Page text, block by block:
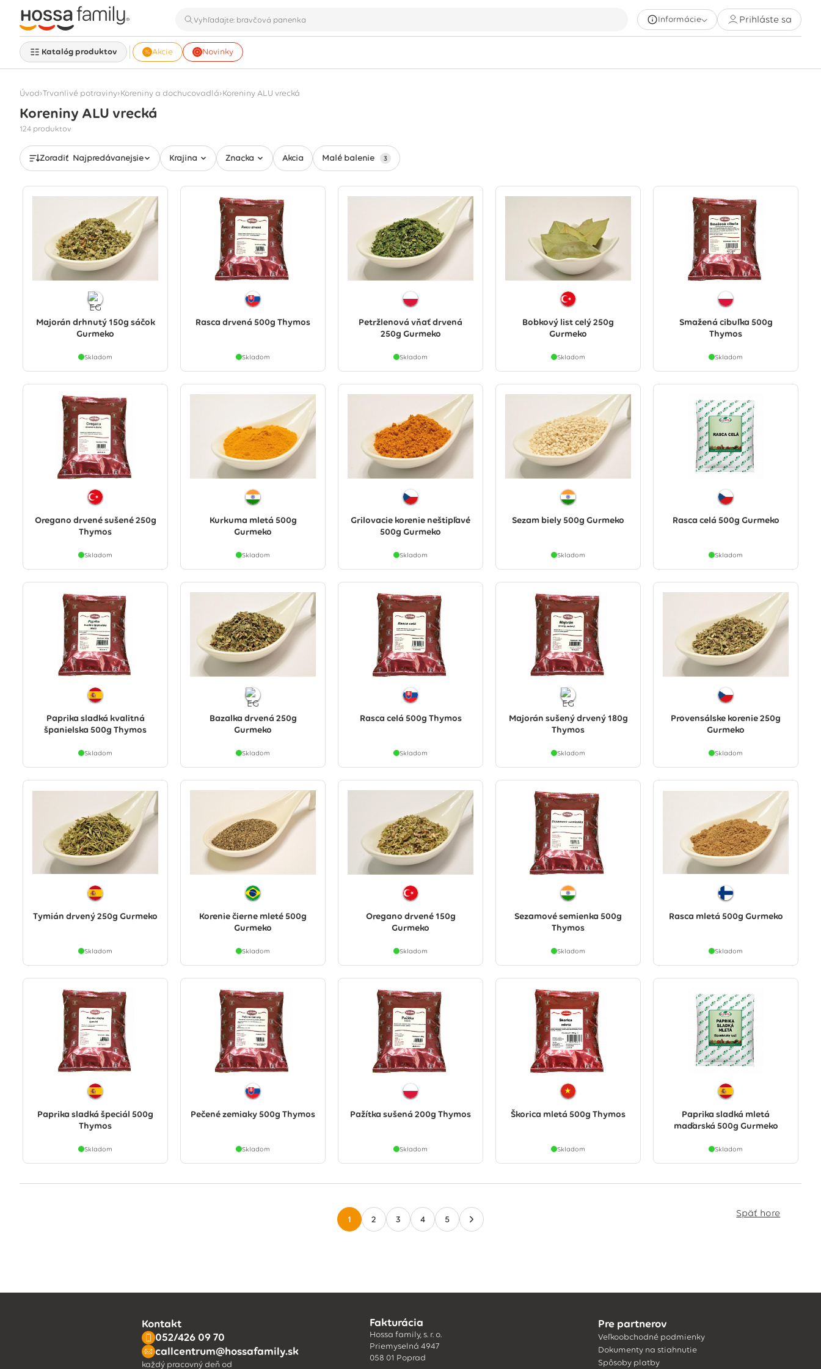
Informácie Prihláste sa
Katalóg produktov Akcie Novinky
Úvod›Trvanlivé potraviny›Koreniny a dochucovadlá›Koreniny ALU vrecká
Koreniny ALU vrecká
124 produktov
Zoradiť Najpredávanejšie Krajina Značka Akcia Malé balenie 3
Majorán drhnutý 150g sáčok
Gurmeko
Skladom
Rasca drvená 500g Thymos
Skladom
Petržlenová vňať drvená
250g Gurmeko
Skladom
Bobkový list celý 250g
Gurmeko
Skladom
Smažená cibuľka 500g
Thymos
Skladom
Oregano drvené sušené 250g
Thymos
Skladom
Kurkuma mletá 500g
Gurmeko
Skladom
Grilovacie korenie neštipľavé
500g Gurmeko
Skladom
Sezam biely 500g Gurmeko
Skladom
Rasca celá 500g Gurmeko
Skladom
Paprika sladká kvalitná
španielska 500g Thymos
Skladom
Bazalka drvená 250g
Gurmeko
Skladom
Rasca celá 500g Thymos
Skladom
Majorán sušený drvený 180g
Thymos
Skladom
Provensálske korenie 250g
Gurmeko
Skladom
Tymián drvený 250g Gurmeko
Skladom
Korenie čierne mleté 500g
Gurmeko
Skladom
Oregano drvené 150g
Gurmeko
Skladom
Sezamové semienka 500g
Thymos
Skladom
Rasca mletá 500g Gurmeko
Skladom
Paprika sladká špeciál 500g
Thymos
Skladom
Pečené zemiaky 500g Thymos
Skladom
Pažítka sušená 200g Thymos
Skladom
Škorica mletá 500g Thymos
Skladom
Paprika sladká mletá
maďarská 500g Gurmeko
Skladom
1 2 3 4 5
Späť hore
Kontakt
052/426 09 70
callcentrum@hossafamily.sk
každý pracovný deň od
Fakturácia
Hossa family, s. r. o.
Priemyselná 4947
058 01 Poprad
Pre partnerov
Veľkoobchodné podmienky
Dokumenty na stiahnutie
Spôsoby platby